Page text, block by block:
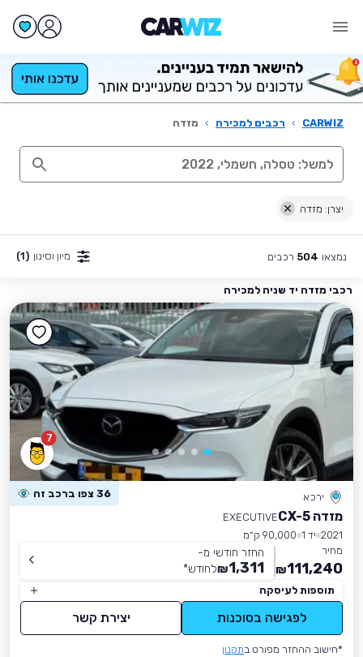
CARWIZ
› רכבים למכירה › מזדה
יצרן: מזדה
נמצאו 504 רכבים מיון וסינון (1)
רכבי מזדה יד שניה למכירה
7
ירכא 36 צפו ברכב זה
מזדה CX-5
EXECUTIVE
2021 יד 1
90,000 ק״מ
מחיר
111,240
₪
החזר חודשי מ-
1,311
₪לחודש*
תוספות לעיסקה
לפגישה בסוכנות יצירת קשר
*חישוב ההחזר מפורט בתקנון